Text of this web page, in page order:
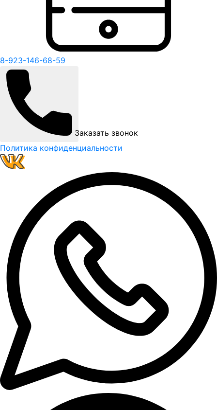
8-923-146-68-59
Заказать звонок
Политика конфиденциальности